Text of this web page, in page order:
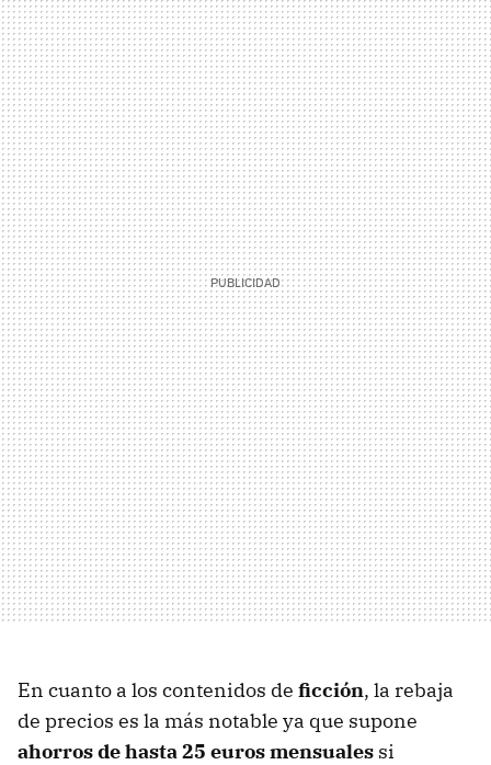
En cuanto a los contenidos de ficción, la rebaja
de precios es la más notable ya que supone
ahorros de hasta 25 euros mensuales si